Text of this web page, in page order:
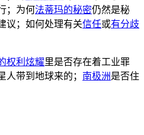
；为何法蒂玛的秘密仍然是秘
议；如何处理有关信任或有分歧
权利炫耀里是否存在着工业罪
人带到地球来的； 南极洲是否住